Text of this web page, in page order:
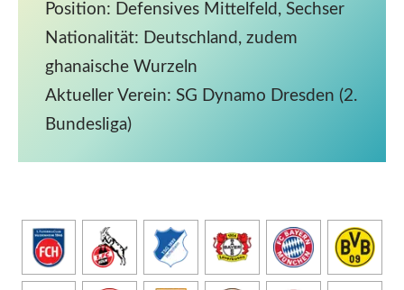
Position: Defensives Mittelfeld, Sechser
Nationalität: Deutschland, zudem
ghanaische Wurzeln
Aktueller Verein: SG Dynamo Dresden (2.
Bundesliga)